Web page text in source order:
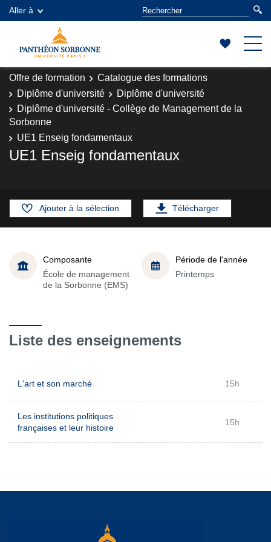
Aller à
Offre de formation
Catalogue des formations
Diplôme d'université
Diplôme d'université
Diplôme d'université - Collège de Management de la
Sorbonne
UE1 Enseig fondamentaux
UE1 Enseig fondamentaux
Ajouter à la sélection Télécharger
Composante
École de management
de la Sorbonne (EMS)
Période de l'année
Printemps
Liste des enseignements
L'art et son marché 15h
Les institutions politiques
françaises et leur histoire
15h